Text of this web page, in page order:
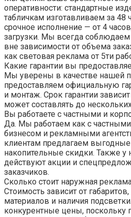
оперативности: стандартные
табличкам изготавливаем за 48
срочное исполнение — от 4
загрузки. Мы всегда
вне зависимости от объема
как световая реклама от 5ти
Какие гарантии вы
Мы уверены в качестве нашей
предоставляем официальную
и монтаж. Срок гарантии
может составлять до
Вы работаете с частными и
Да. Мы работаем как с
бизнесом и рекламными
клиентам предлагаем
накопительные скидки. Также у
действуют акции и
заказчиков.
Сколько стоит наружная
Стоимость зависит от
материалов и наличия
конкурентные цены,